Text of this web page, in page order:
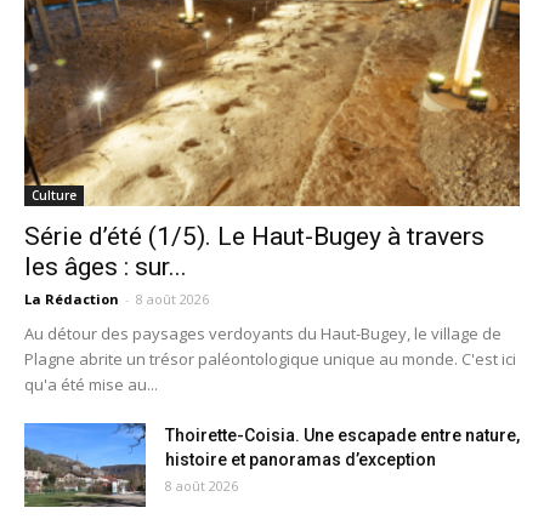
Culture
Série d’été (1/5). Le Haut-Bugey à travers
les âges : sur...
La Rédaction - 8 août 2026
Au détour des paysages verdoyants du Haut-Bugey, le village de
Plagne abrite un trésor paléontologique unique au monde. C'est ici
qu'a été mise au...
Thoirette-Coisia. Une escapade entre nature,
histoire et panoramas d’exception
8 août 2026